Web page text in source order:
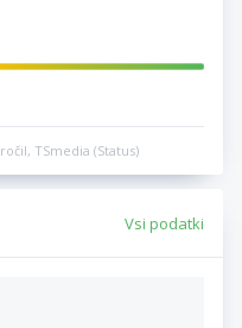
TSmedia (Status)
Vsi podatki